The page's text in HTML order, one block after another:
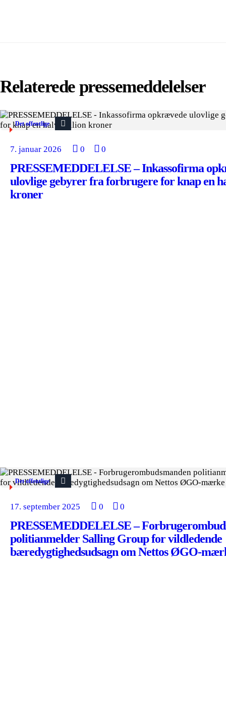
Relaterede pressemeddelelser
Det offentlige
7. januar 2026 0 0
PRESSEMEDDELELSE – Inkassofirma
ulovlige gebyrer fra forbrugere for knap en
kroner
Det offentlige
17. september 2025 0 0
PRESSEMEDDELELSE –
politianmelder Salling Group for vildledende
bæredygtighedsudsagn om Nettos ØGO-